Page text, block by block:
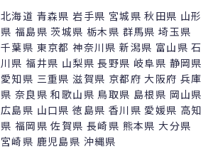
北海道 青森県 岩手県 宮城県 秋田県 山形
県 福島県 茨城県 栃木県 群馬県 埼玉県
千葉県 東京都 神奈川県 新潟県 富山県 石
川県 福井県 山梨県 長野県 岐阜県 静岡県
愛知県 三重県 滋賀県 京都府 大阪府 兵庫
県 奈良県 和歌山県 鳥取県 島根県 岡山県
広島県 山口県 徳島県 香川県 愛媛県 高知
県 福岡県 佐賀県 長崎県 熊本県 大分県
宮崎県 鹿児島県 沖縄県